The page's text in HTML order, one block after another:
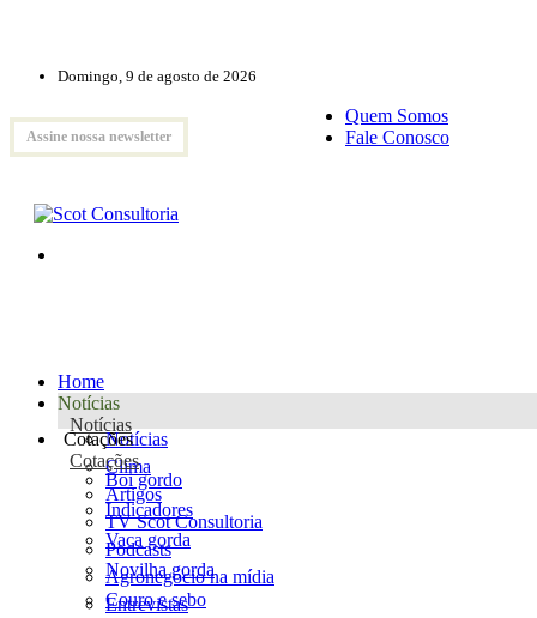
Domingo, 9 de agosto de 2026
Assine nossa newsletter
Quem Somos
Fale Conosco
Home
Notícias
Notícias
Notícias
Clima
Artigos
TV Scot Consultoria
Podcasts
Agronegócio na mídia
Entrevistas
Cotações
Cotações
Boi gordo
Indicadores
Vaca gorda
Novilha gorda
Couro e sebo